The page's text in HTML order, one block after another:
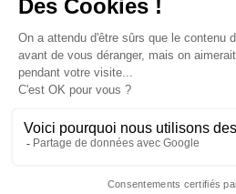
©2026FeuilleBlanche.
Mentions légales Politique de